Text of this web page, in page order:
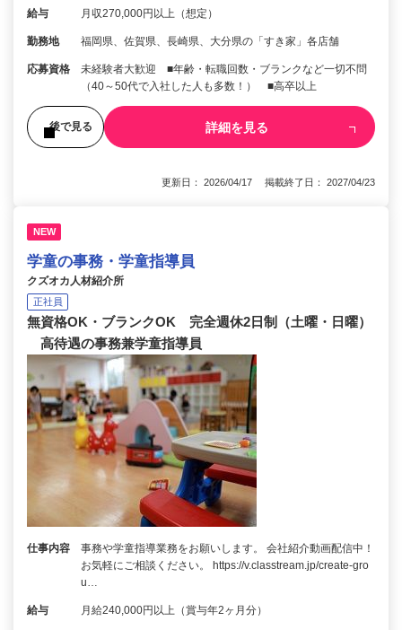
給与 月収270,000円以上（想定）
勤務地 福岡県、佐賀県、長崎県、大分県の「すき家」各店舗
応募資格
未経験者大歓迎 ■年齢・転職回数・ブランクなど一切不問
（40～50代で入社した人も多数！） ■高卒以上
後で見る 詳細を見る
更新日： 2026/04/17 掲載終了日： 2027/04/23
NEW
学童の事務・学童指導員
クズオカ人材紹介所
正社員
無資格OK・ブランクOK 完全週休2日制（土曜・日曜）
高待遇の事務兼学童指導員
仕事内容
事務や学童指導業務をお願いします。 会社紹介動画配信中！
お気軽にご相談ください。 https://v.classtream.jp/create-gro
u…
給与 月給240,000円以上（賞与年2ヶ月分）